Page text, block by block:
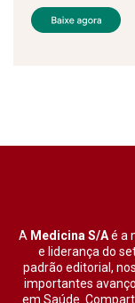
A Medicina S/Aé a
e liderança do
padrão editorial,
importantes
em Saúde.